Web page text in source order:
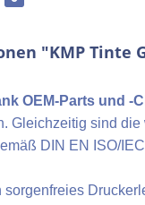
"KMP Tinte
OEM-Parts und -
Gleichzeitig sind
DIN EN ISO/
sorgenfreies